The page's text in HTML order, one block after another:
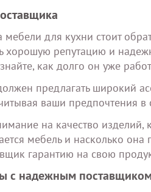
для кухни стоит
хорошую репутацию и
как долго он уже
предлагать широкий
ваши предпочтения в
на качество
мебель и насколько
гарантию на свою
с надежным